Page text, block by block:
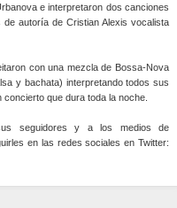
e interpretaron dos canciones
de autoría de Cristian Alexis vocalista
con una mezcla de Bossa-Nova
y bachata) interpretando todos sus
que dura toda la noche.
seguidores y a los medios de
en las redes sociales en Twitter: